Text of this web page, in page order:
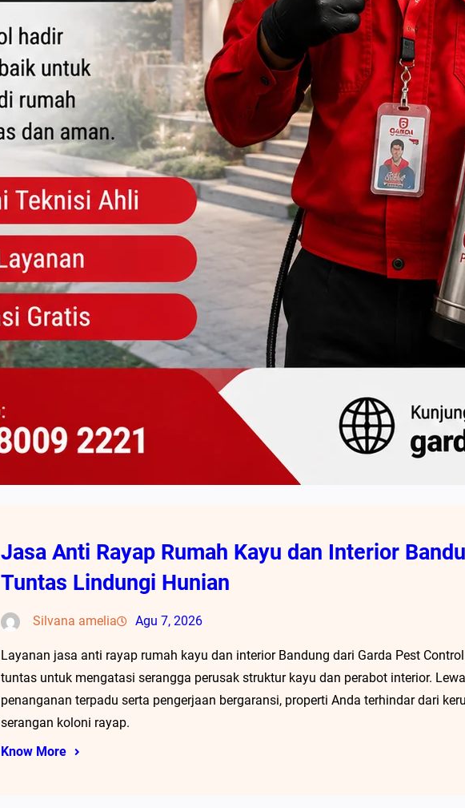
Jasa Anti Rayap Rumah Kayu dan Interior
Tuntas Lindungi Hunian
Silvana amelia Agu 7, 2026
Layanan jasa anti rayap rumah kayu dan interior Bandung dari Garda Pest
tuntas untuk mengatasi serangga perusak struktur kayu dan perabot interior.
penanganan terpadu serta pengerjaan bergaransi, properti Anda terhindar dari
serangan koloni rayap.
Know More